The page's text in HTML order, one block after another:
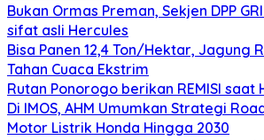
Bukan Ormas Preman, Sekjen DPP
sifat asli Hercules
Bisa Panen 12,4 Ton/Hektar, Jagung
Tahan Cuaca Ekstrim
Rutan Ponorogo berikan REMISI saat
Di IMOS, AHM Umumkan Strategi
Motor Listrik Honda Hingga 2030